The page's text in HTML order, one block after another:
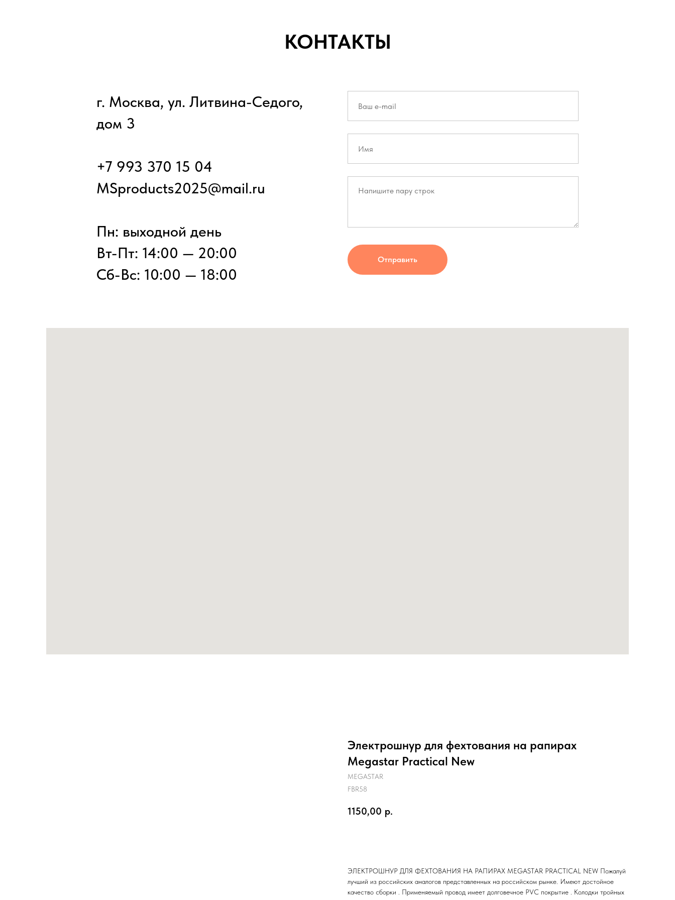
КОНТАКТЫ
г. Москва, ул. Литвина-Седого,
дом 3
+7 993 370 15 04
MSproducts2025@mail.ru
Пн: выходной день
Вт-Пт: 14:00 — 20:00
Сб-Вс: 10:00 — 18:00
Отправить
Электрошнур для фехтования на рапирах
Megastar Practical New
MEGASTAR
FBR58
1150,00 р.
ЭЛЕКТРОШНУР ДЛЯ ФЕХТОВАНИЯ НА РАПИРАХ MEGASTAR PRACTICAL NEW Пожалуй
лучший из российских аналогов представленных на российском рынке. Имеют достойное
качество сборки . Применяемый провод имеет долговечное PVC покрытие . Колодки тройных